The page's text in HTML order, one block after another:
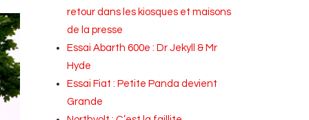
retour dans les kiosques et maisons
de la presse
Essai Abarth 600e : Dr Jekyll & Mr
Hyde
Essai Fiat : Petite Panda devient
Grande